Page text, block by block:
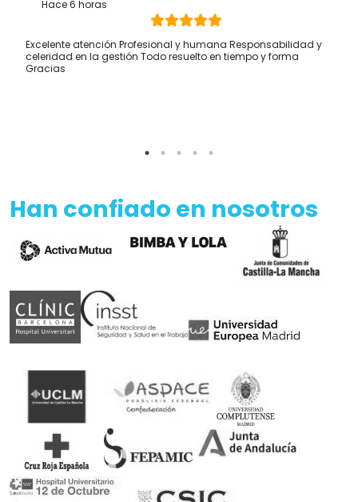
Hace 6 horas
Excelente atención Profesional y humana Responsabilidad y
celeridad en la gestión Todo resuelto en tiempo y forma
Gracias
Han confiado en nosotros